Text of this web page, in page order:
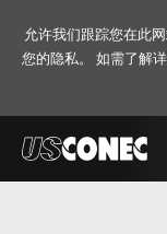
允许我们跟踪您在此
您的隐私。 如需了解